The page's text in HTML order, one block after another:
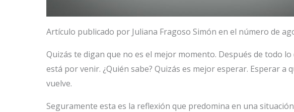
Artículo publicado por Juliana Fragoso Simón en el número de
Quizás te digan que no es el mejor momento. Después de todo
está por venir. ¿Quién sabe? Quizás es mejor esperar. Esperar a
vuelve.
Seguramente esta es la reflexión que predomina en una